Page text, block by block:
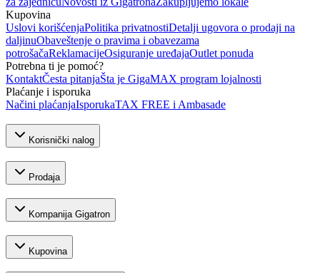
Kupovina
Uslovi korišćenjaPolitika privatnostiDetalji ugovora o prodaji na
daljinuObaveštenje o pravima i obavezama
potrošačaReklamacijeOsiguranje uređajaOutlet ponuda
Potrebna ti je pomoć?
KontaktČesta pitanjaŠta je GigaMAX program lojalnosti
Plaćanje i isporuka
Načini plaćanjaIsporukaTAX FREE i Ambasade
Korisnički nalog
Prodaja
Kompanija Gigatron
Kupovina